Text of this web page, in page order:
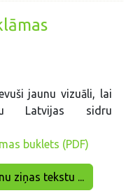
jaunu vizuāli, lai
Latvijas sidru
buklets (PDF)
ziņas tekstu ...